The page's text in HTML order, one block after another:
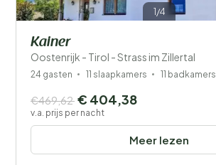
Kinderen
Type vakantiehuisje
Mindervaliden
Voorzieningen
1/4
Kainer
Oostenrijk - Tirol - Strass im Zillertal
24 gasten 11 slaapkamers 11 badkamers
Meer lezen
€469,62 € 404,38
v.a. prijs per nacht